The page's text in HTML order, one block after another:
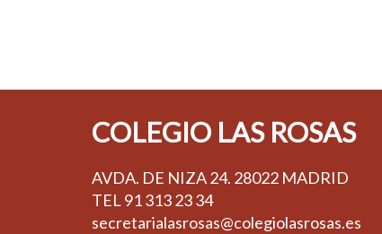
COLEGIO LAS ROSAS
AVDA. DE NIZA 24. 28022 MADRID
TEL 91 313 23 34
secretarialasrosas@colegiolasrosas.es